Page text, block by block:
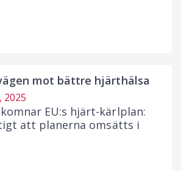
mot bättre hjärthälsa
2025
EU:s hjärt-kärlplan:
att planerna omsätts i